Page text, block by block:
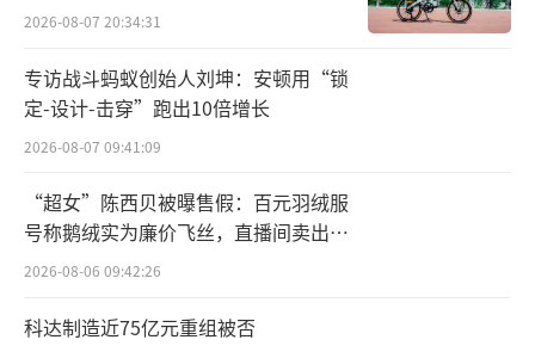
2026-08-07 20:34:31
专访战斗蚂蚁创始人刘坤：安顿用“锁
定-设计-击穿”跑出10倍增长
2026-08-07 09:41:09
“超女”陈西贝被曝售假：百元羽绒服
号称鹅绒实为廉价飞丝，直播间卖出超
百万元
2026-08-06 09:42:26
科达制造近75亿元重组被否